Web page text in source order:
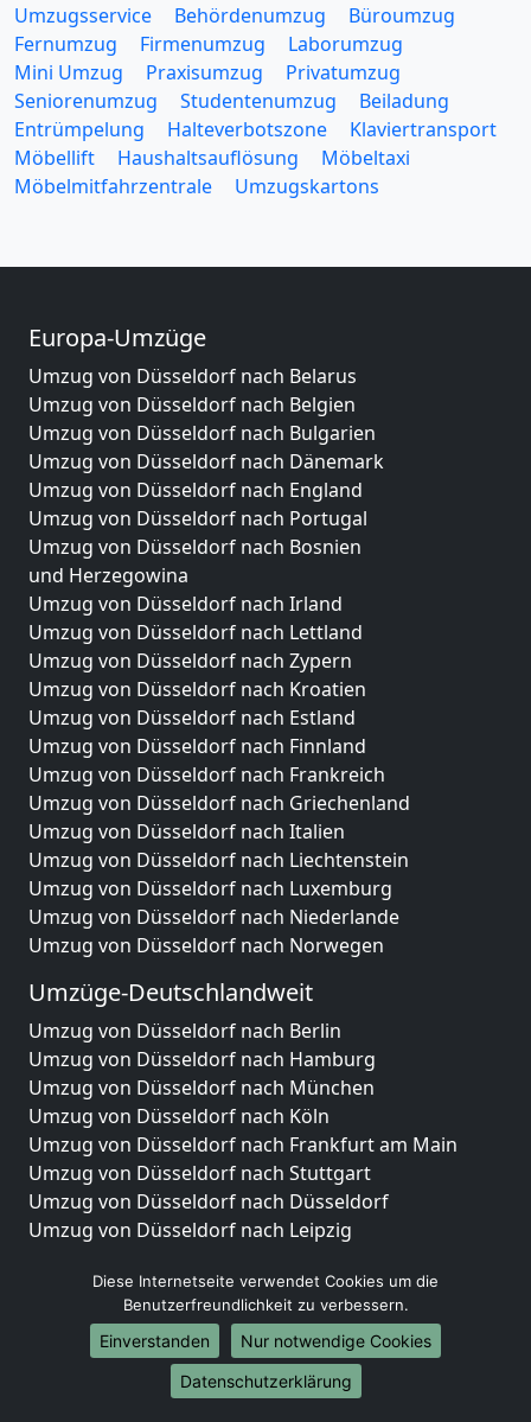
Umzugsservice Behördenumzug
Büroumzug
Fernumzug
Firmenumzug
Laborumzug
Mini Umzug
Praxisumzug
Privatumzug
Seniorenumzug
Studentenumzug
Beiladung
Entrümpelung
Halteverbotszone
Klaviertransport
Möbellift
Haushaltsauflösung
Möbeltaxi
Möbelmitfahrzentrale
Umzugskartons
Europa-Umzüge
Umzug von Düsseldorf nach Belarus
Umzug von Düsseldorf nach Belgien
Umzug von Düsseldorf nach Bulgarien
Umzug von Düsseldorf nach Dänemark
Umzug von Düsseldorf nach England
Umzug von Düsseldorf nach Portugal
Umzug von Düsseldorf nach Bosnien
und Herzegowina
Umzug von Düsseldorf nach Irland
Umzug von Düsseldorf nach Lettland
Umzug von Düsseldorf nach Zypern
Umzug von Düsseldorf nach Kroatien
Umzug von Düsseldorf nach Estland
Umzug von Düsseldorf nach Finnland
Umzug von Düsseldorf nach Frankreich
Umzug von Düsseldorf nach Griechenland
Umzug von Düsseldorf nach Italien
Umzug von Düsseldorf nach Liechtenstein
Umzug von Düsseldorf nach Luxemburg
Umzug von Düsseldorf nach Niederlande
Umzug von Düsseldorf nach Norwegen
Umzüge-Deutschlandweit
Umzug von Düsseldorf nach Berlin
Umzug von Düsseldorf nach Hamburg
Umzug von Düsseldorf nach München
Umzug von Düsseldorf nach Köln
Umzug von Düsseldorf nach Frankfurt am Main
Umzug von Düsseldorf nach Stuttgart
Umzug von Düsseldorf nach Düsseldorf
Umzug von Düsseldorf nach Leipzig
Umzug von Düsseldorf nach Essen
Umzug von Düsseldorf nach Bremen
Umzug von Düsseldorf nach Dresden
Umzug von Düsseldorf nach Hannover
Umzug von Düsseldorf nach Nürnberg
Diese Internetseite verwendet Cookies um die
Benutzerfreundlichkeit zu verbessern.
Einverstanden
Nur notwendige Cookies
Datenschutzerklärung